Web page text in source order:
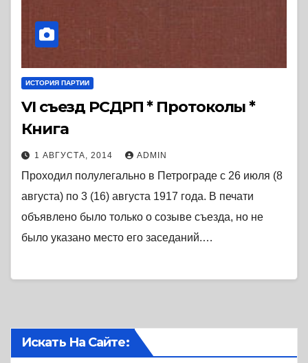
ИСТОРИЯ ПАРТИИ
VI съезд РСДРП * Протоколы *
Книга
1 АВГУСТА, 2014 ADMIN
Проходил полулегально в Петрограде с 26 июля (8
августа) по 3 (16) августа 1917 года. В печати
объявлено было только о созыве съезда, но не
было указано место его заседаний.…
Искать На Сайте: